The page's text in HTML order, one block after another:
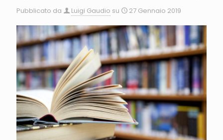
Pubblicato da Luigi Gaudio su 27 Gennaio 2019